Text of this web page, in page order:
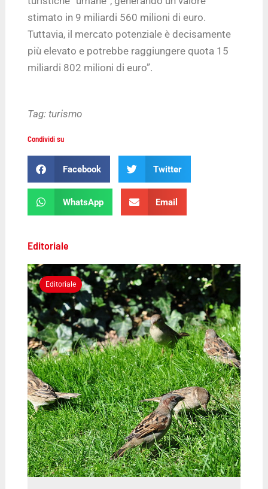
stimato in 9 miliardi 560 milioni di euro.
Tuttavia, il mercato potenziale è decisamente
più elevato e potrebbe raggiungere quota 15
miliardi 802 milioni di euro”.
Tag:turismo
Condividi su
Facebook Twitter
WhatsApp Email
Editoriale
Editoriale